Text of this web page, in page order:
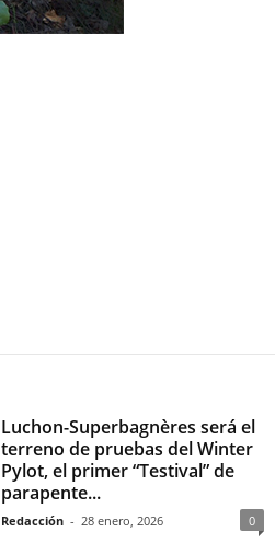
Luchon-Superbagnères será el
terreno de pruebas del Winter
Pylot, el primer “Testival” de
parapente...
Redacción - 28 enero, 2026 0